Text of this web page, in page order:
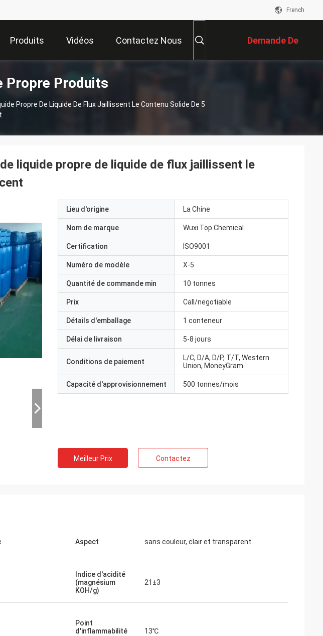
French
Produits Vidéos Contactez Nous Demande De
Soumission
Propre Produits
Propre De Liquide De Flux Jaillissent Le Contenu Solide De 5
liquide propre de liquide de flux jaillissent le
Lieu d'origine La Chine
Nom de marque Wuxi Top Chemical
Certification ISO9001
Numéro de modèle X-5
Quantité de commande min 10 tonnes
Prix Call/negotiable
Détails d'emballage 1 conteneur
Délai de livraison 5-8 jours
Conditions de paiement
L/C, D/A, D/P, T/T, Western
Union, MoneyGram
Capacité d'approvisionnement 500 tonnes/mois
Meilleur Prix Contactez
Aspect sans couleur, clair et transparent
Indice d'acidité
(magnésium
KOH/g)
21±3
Point
d'inflammabilité
13℃